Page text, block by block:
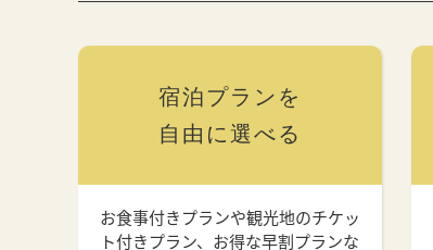
宿泊プランを
自由に選べる
お食事付きプランや観光地のチケッ
ト付きプラン、お得な早割プランな